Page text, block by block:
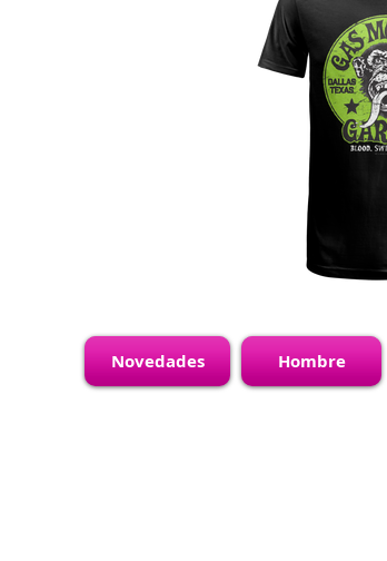
Novedades Hombre